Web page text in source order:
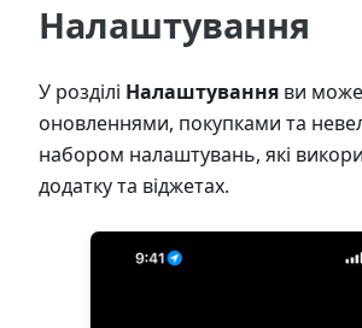
Налаштування
У розділі Налаштування ви
оновленнями, покупками та
набором налаштувань, які
додатку та віджетах.